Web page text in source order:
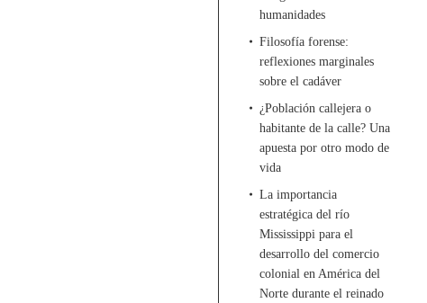
humanidades
Filosofía forense:
reflexiones marginales
sobre el cadáver
¿Población callejera o
habitante de la calle? Una
apuesta por otro modo de
vida
La importancia
estratégica del río
Mississippi para el
desarrollo del comercio
colonial en América del
Norte durante el reinado